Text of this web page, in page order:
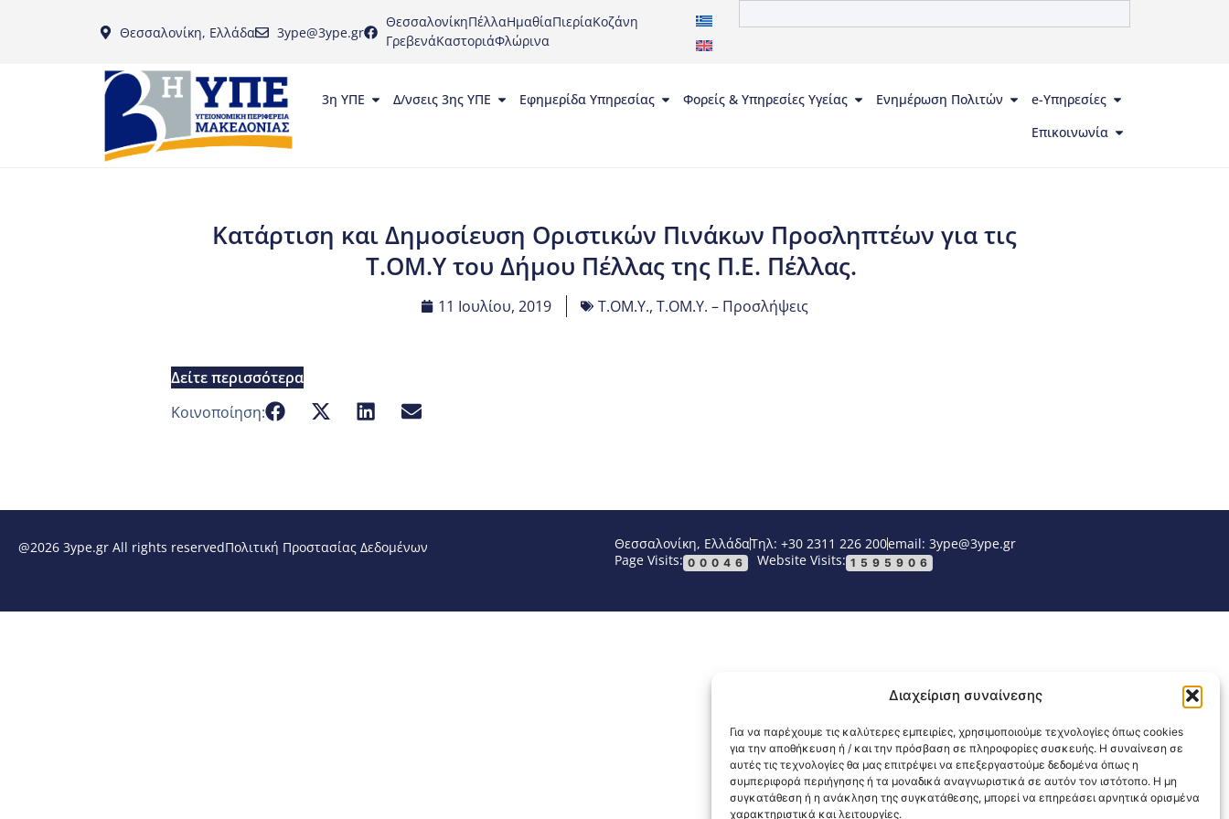
Διαχείριση συναίνεσης
Για να παρέχουμε τις καλύτερες εμπειρίες, χρησιμοποιούμε τεχνολογίες όπως cookies
για την αποθήκευση ή / και την πρόσβαση σε πληροφορίες συσκευής. Η συναίνεση σε
αυτές τις τεχνολογίες θα μας επιτρέψει να επεξεργαστούμε δεδομένα όπως η
συμπεριφορά περιήγησης ή τα μοναδικά αναγνωριστικά σε αυτόν τον ιστότοπο. Η μη
συγκατάθεση ή η ανάκληση της συγκατάθεσης, μπορεί να επηρεάσει αρνητικά ορισμένα
χαρακτηριστικά και λειτουργίες.
Θεσσαλονίκη, Ελλάδα 3ype@3ype.gr
ΘεσσαλονίκηΠέλλαΗμαθίαΠιερίαΚοζάνη
ΓρεβενάΚαστοριάΦλώρινα
3η ΥΠΕ Δ/νσεις 3ης ΥΠΕ Εφημερίδα Υπηρεσίας Φορείς & Υπηρεσίες Υγείας Ενημέρωση Πολιτών
e-Υπηρεσίες
Επικοινωνία
Κατάρτιση και Δημοσίευση Οριστικών Πινάκων Προσληπτέων για τις
Τ.ΟΜ.Υ του Δήμου Πέλλας της Π.Ε. Πέλλας.
11 Ιουλίου, 2019 Τ.ΟΜ.Υ., Τ.ΟΜ.Υ. – Προσλήψεις
Δείτε περισσότερα
Κοινοποίηση:
@2026 3ype.gr All rights reservedΠολιτική Προστασίας Δεδομένων Θεσσαλονίκη, ΕλλάδαΤηλ: +30 2311 226 200email: 3ype@3ype.gr
Page Visits: 00046 Website Visits: 1595906